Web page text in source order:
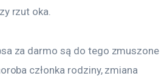
rzut oka.
za darmo są do tego zmuszone
członka rodziny, zmiana